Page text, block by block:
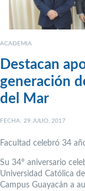
ACADEMIA
Destacan
generación
del Mar
FECHA: 29 JULIO, 2017
Facultad celebró 34
Su 34º aniversario
Universidad Católica
Campus Guayacán a